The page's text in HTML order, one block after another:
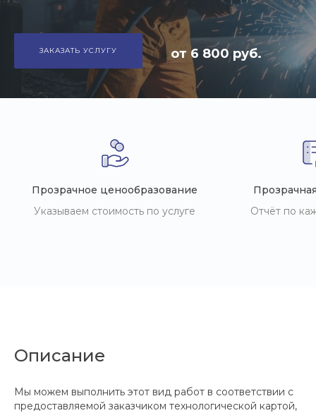
ЗАКАЗАТЬ УСЛУГУ от 6 800 руб.
Прозрачное ценообразование
Указываем стоимость по услуге
Отчёт по
Описание
Мы можем выполнить этот вид работ в соответствии с
предоставляемой заказчиком технологической картой,